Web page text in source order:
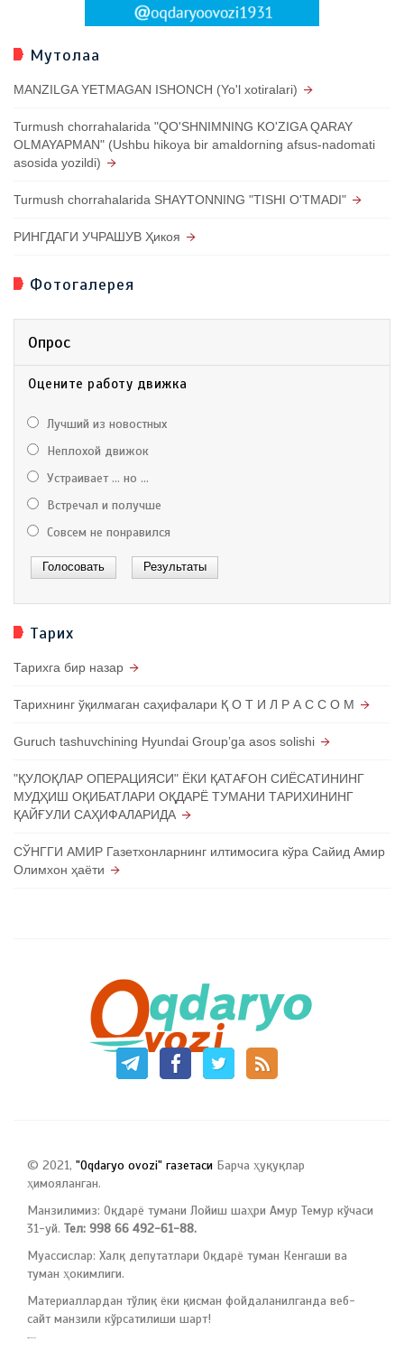
Мутолаа
MANZILGA YETMAGAN ISHONCH (Yo'l xotiralari)
Turmush chorrahalarida "QO'SHNIMNING KO'ZIGA QARAY
OLMAYAPMAN" (Ushbu hikoya bir amaldorning afsus-nadomati
asosida yozildi)
Turmush chorrahalarida SHAYTONNING "TISHI O'TMADI"
РИНГДАГИ УЧРАШУВ Ҳикоя
Фотогалерея
Опрос
Оцените работу движка
Лучший из новостных
Неплохой движок
Устраивает ... но ...
Встречал и получше
Совсем не понравился
Тарих
Тарихга бир назар
Тарихнинг ўқилмаган саҳифалари Қ О Т И Л Р А С С О М
Guruch tashuvchining Hyundai Groupʼga asos solishi
"ҚУЛОҚЛАР ОПЕРАЦИЯСИ" ЁКИ ҚАТАҒОН СИЁСАТИНИНГ
МУДҲИШ ОҚИБАТЛАРИ ОҚДАРЁ ТУМАНИ ТАРИХИНИНГ
ҚАЙҒУЛИ САҲИФАЛАРИДА
СЎНГГИ АМИР Газетхонларнинг илтимосига кўра Сайид Амир
Олимхон ҳаёти
© 2021, "Oqdaryo ovozi" газетаси Барча ҳуқуқлар
ҳимояланган.
Манзилимиз: Оқдарё тумани Лойиш шаҳри Амур Темур кўчаси
31-уй. Тел: 998 66 492-61-88.
Муассислар: Халқ депутатлари Оқдарё туман Кенгаши ва
туман ҳокимлиги.
Материаллардан тўлиқ ёки қисман фойдаланилганда веб-
сайт манзили кўрсатилиши шарт!